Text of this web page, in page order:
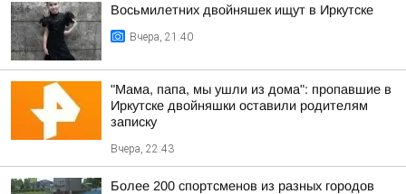
Восьмилетних двойняшек ищут в Иркутске
Вчера, 21:40
"Мама, папа, мы ушли из дома": пропавшие в
Иркутске двойняшки оставили родителям
записку
Вчера, 22:43
Более 200 спортсменов из разных городов